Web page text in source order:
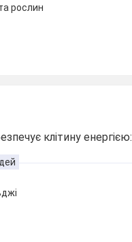
рослин
клітину енергією: